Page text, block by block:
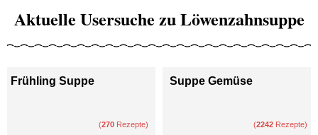
Aktuelle Usersuche zu Löwenzahnsuppe
Frühling Suppe
(270 Rezepte)
Suppe Gemüse
(2242 Rezepte)